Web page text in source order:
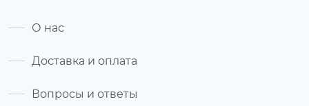
О нас
Доставка и оплата
Вопросы и ответы